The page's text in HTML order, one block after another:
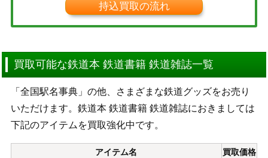
持込買取の流れ
買取可能な鉄道本 鉄道書籍 鉄道雑誌一覧
「全国駅名事典」の他、さまざまな鉄道グッズをお売り
いただけます。鉄道本 鉄道書籍 鉄道雑誌におきましては
下記のアイテムを買取強化中です。
アイテム名 買取価格